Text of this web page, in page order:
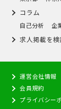
コラム
自己分析 企
求人掲載を
運営会社情報
会員規約
プライバシー